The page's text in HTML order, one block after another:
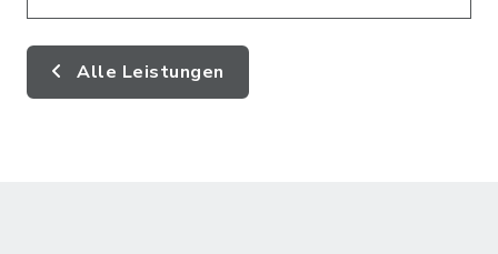
Alle Leistungen